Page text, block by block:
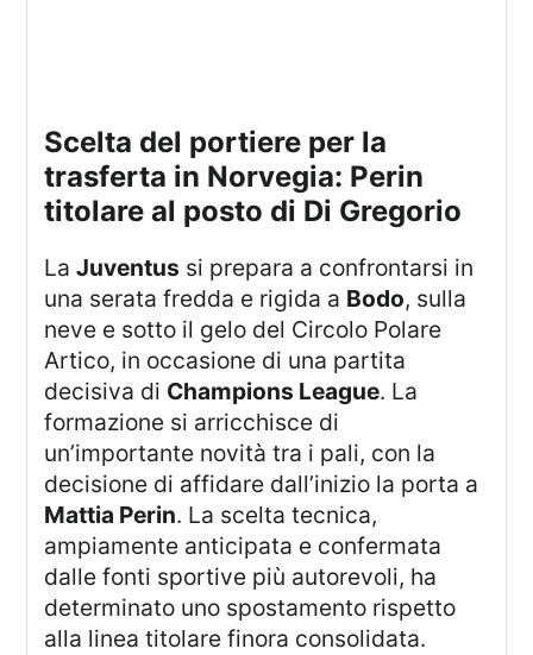
Scelta del portiere per la
trasferta in Norvegia: Perin
titolare al posto di Di Gregorio
LaJuventus si prepara a confrontarsi in
una serata fredda e rigida a Bodo, sulla
neve e sotto il gelo del Circolo Polare
Artico, in occasione di una partita
decisiva di Champions League. La
formazione si arricchisce di
un’importante novità tra i pali, con la
decisione di affidare dall’inizio la porta a
Mattia Perin. La scelta tecnica,
ampiamente anticipata e confermata
dalle fonti sportive più autorevoli, ha
determinato uno spostamento rispetto
alla linea titolare finora consolidata.